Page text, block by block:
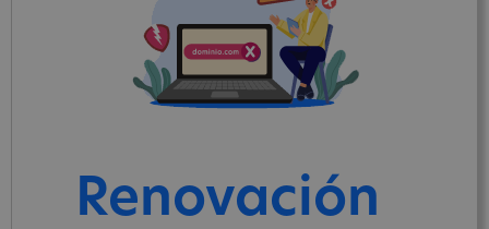
Renovación